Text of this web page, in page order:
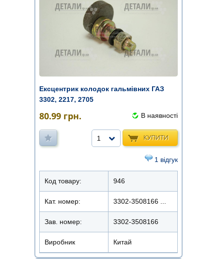
Ексцентрик колодок гальмівних ГАЗ
3302, 2217, 2705
80.99 грн. В наявності
КУПИТИ
1
1 відгук
Код товару: 946
Кат. номер: 3302-3508166 ...
Зав. номер: 3302-3508166
Виробник Китай